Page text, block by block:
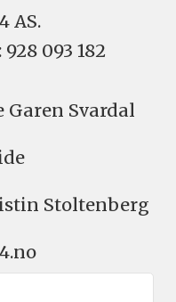
AS.
093 182
Garen Svardal
Stoltenberg